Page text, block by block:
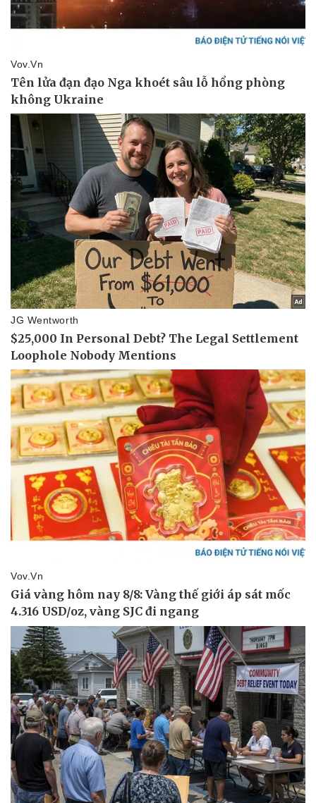
Doanh nghiệp
Thông tin doanh nghiệp
Doanh nghiệp 24h
Doanh nhân
Vì cộng đồng
Công nghệ
Sành điệu
Tin Công nghệ
Trải nghiệm
Chuyển đổi số
Sức khỏe
Dinh dưỡng - món ngon
Cây thuốc
Sản phụ khoa
Nhi khoa
Nam khoa
Làm đẹp - giảm cân
Phòng mạch online
Ăn sạch sống khỏe
Đời sống
Nhà đẹp
Blog
Tình yêu - Gia đình